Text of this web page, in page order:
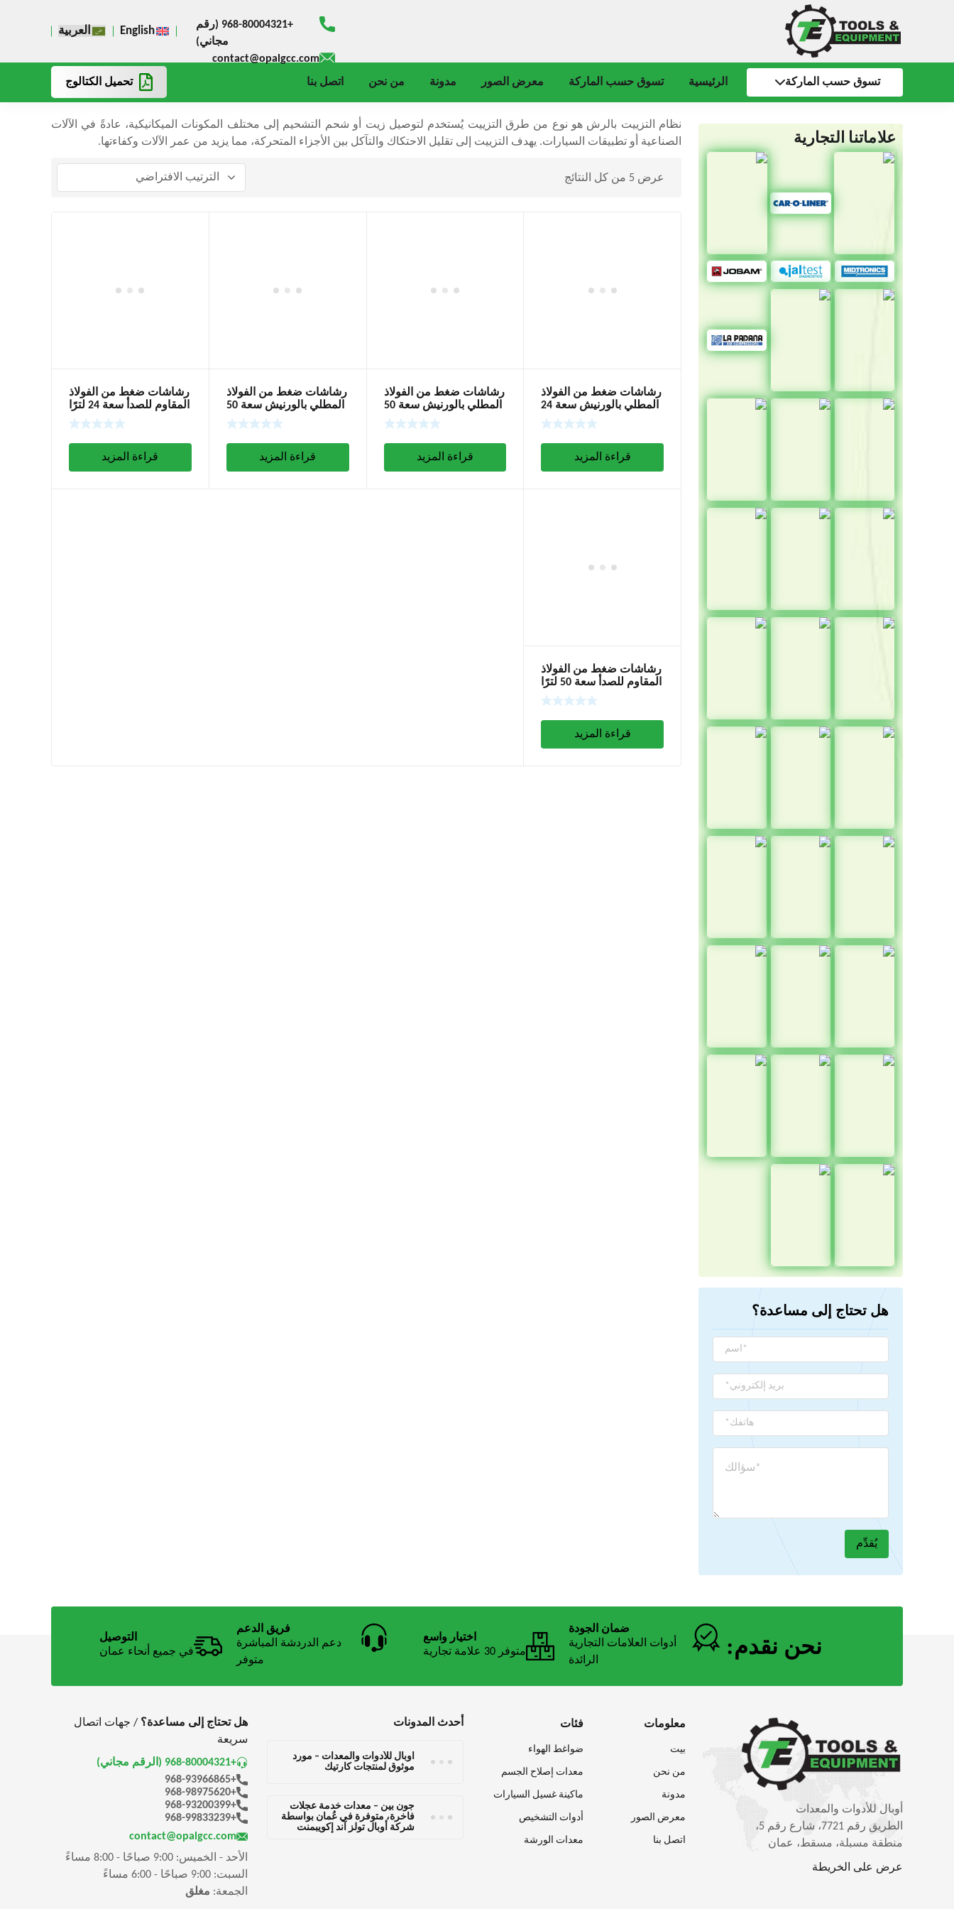
العربية English
+968-80004321 (رقم
مجاني)
contact@opalgcc.com
تحميل الكتالوج تسوق حسب الماركة اتصل بنا من نحن مدونة معرض الصور تسوق حسب الماركة الرئيسية
علاماتنا التجارية
هل تحتاج إلى مساعدة؟
نظام التزييت بالرش هو نوع من طرق التزييت يُستخدم لتوصيل زيت أو شحم التشحيم إلى مختلف المكونات الميكانيكية، عادةً في الآلات
الصناعية أو تطبيقات السيارات. يهدف التزييت إلى تقليل الاحتكاك والتآكل بين الأجزاء المتحركة، مما يزيد من عمر الآلات وكفاءتها.
عرض ⁦5⁩ من كل النتائج
رشاشات ضغط من الفولاذ
المطلي بالورنيش سعة 24
لترًا
قراءة المزيد
رشاشات ضغط من الفولاذ
المطلي بالورنيش سعة 50
لترًا
قراءة المزيد
رشاشات ضغط من الفولاذ
المطلي بالورنيش سعة 50
لترًا مع جهاز رغوة
قراءة المزيد
رشاشات ضغط من الفولاذ
المقاوم للصدأ سعة 24 لترًا
مع جهاز رغوة
قراءة المزيد
رشاشات ضغط من الفولاذ
المقاوم للصدأ سعة 50 لترًا
مع جهاز رغوة
قراءة المزيد
نحن نقدم:
ضمان الجودة
أدوات العلامات التجارية
الرائدة
اختيار واسع
متوفر 30 علامة تجارية
فريق الدعم
دعم الدردشة المباشرة
متوفر
التوصيل
في جميع أنحاء عمان
معلومات
بيت
من نحن
مدونة
معرض الصور
اتصل بنا
فئات
ضواغط الهواء
معدات إصلاح الجسم
ماكينة غسيل السيارات
أدوات التشخيص
معدات الورشة
أحدث المدونات
أوبال للأدوات والمعدات – مورد
موثوق لمنتجات كارتيك
جون بين – معدات خدمة عجلات
فاخرة، متوفرة في عُمان بواسطة
شركة أوبال تولز آند إكويبمنت
هل تحتاج إلى مساعدة؟ / جهات اتصال
سريعة
+968-80004321 (الرقم مجاني)
+968-93966865
+968-98975620
+968-93200399
+968-99833239
contact@opalgcc.com
الأحد - الخميس: 9:00 صباحًا - 8:00 مساءً
السبت: 9:00 صباحًا - 6:00 مساءً
الجمعة: مغلق
أوبال للأدوات والمعدات
الطريق رقم 7721، شارع رقم 5،
منطقة مسبلة، مسقط، عمان
عرض على الخريطة